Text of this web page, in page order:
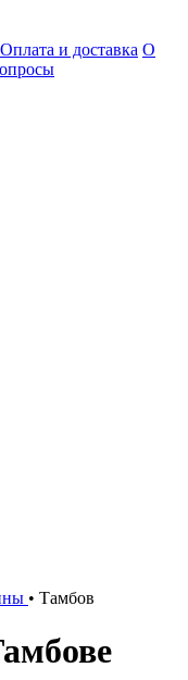
Оплата и доставка О
• Тамбов